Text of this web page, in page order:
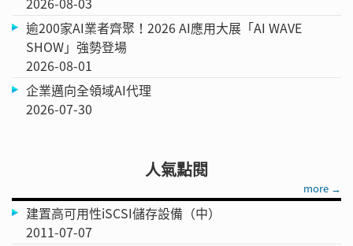
逾200家AI業者齊聚！2026 AI應用大展「AI WAVE
SHOW」強勢登場
2026-08-01
企業邁向全領域AI代理
2026-07-30
人氣點閱
more →
建置高可用性iSCSI儲存設備（中）
2011-07-07